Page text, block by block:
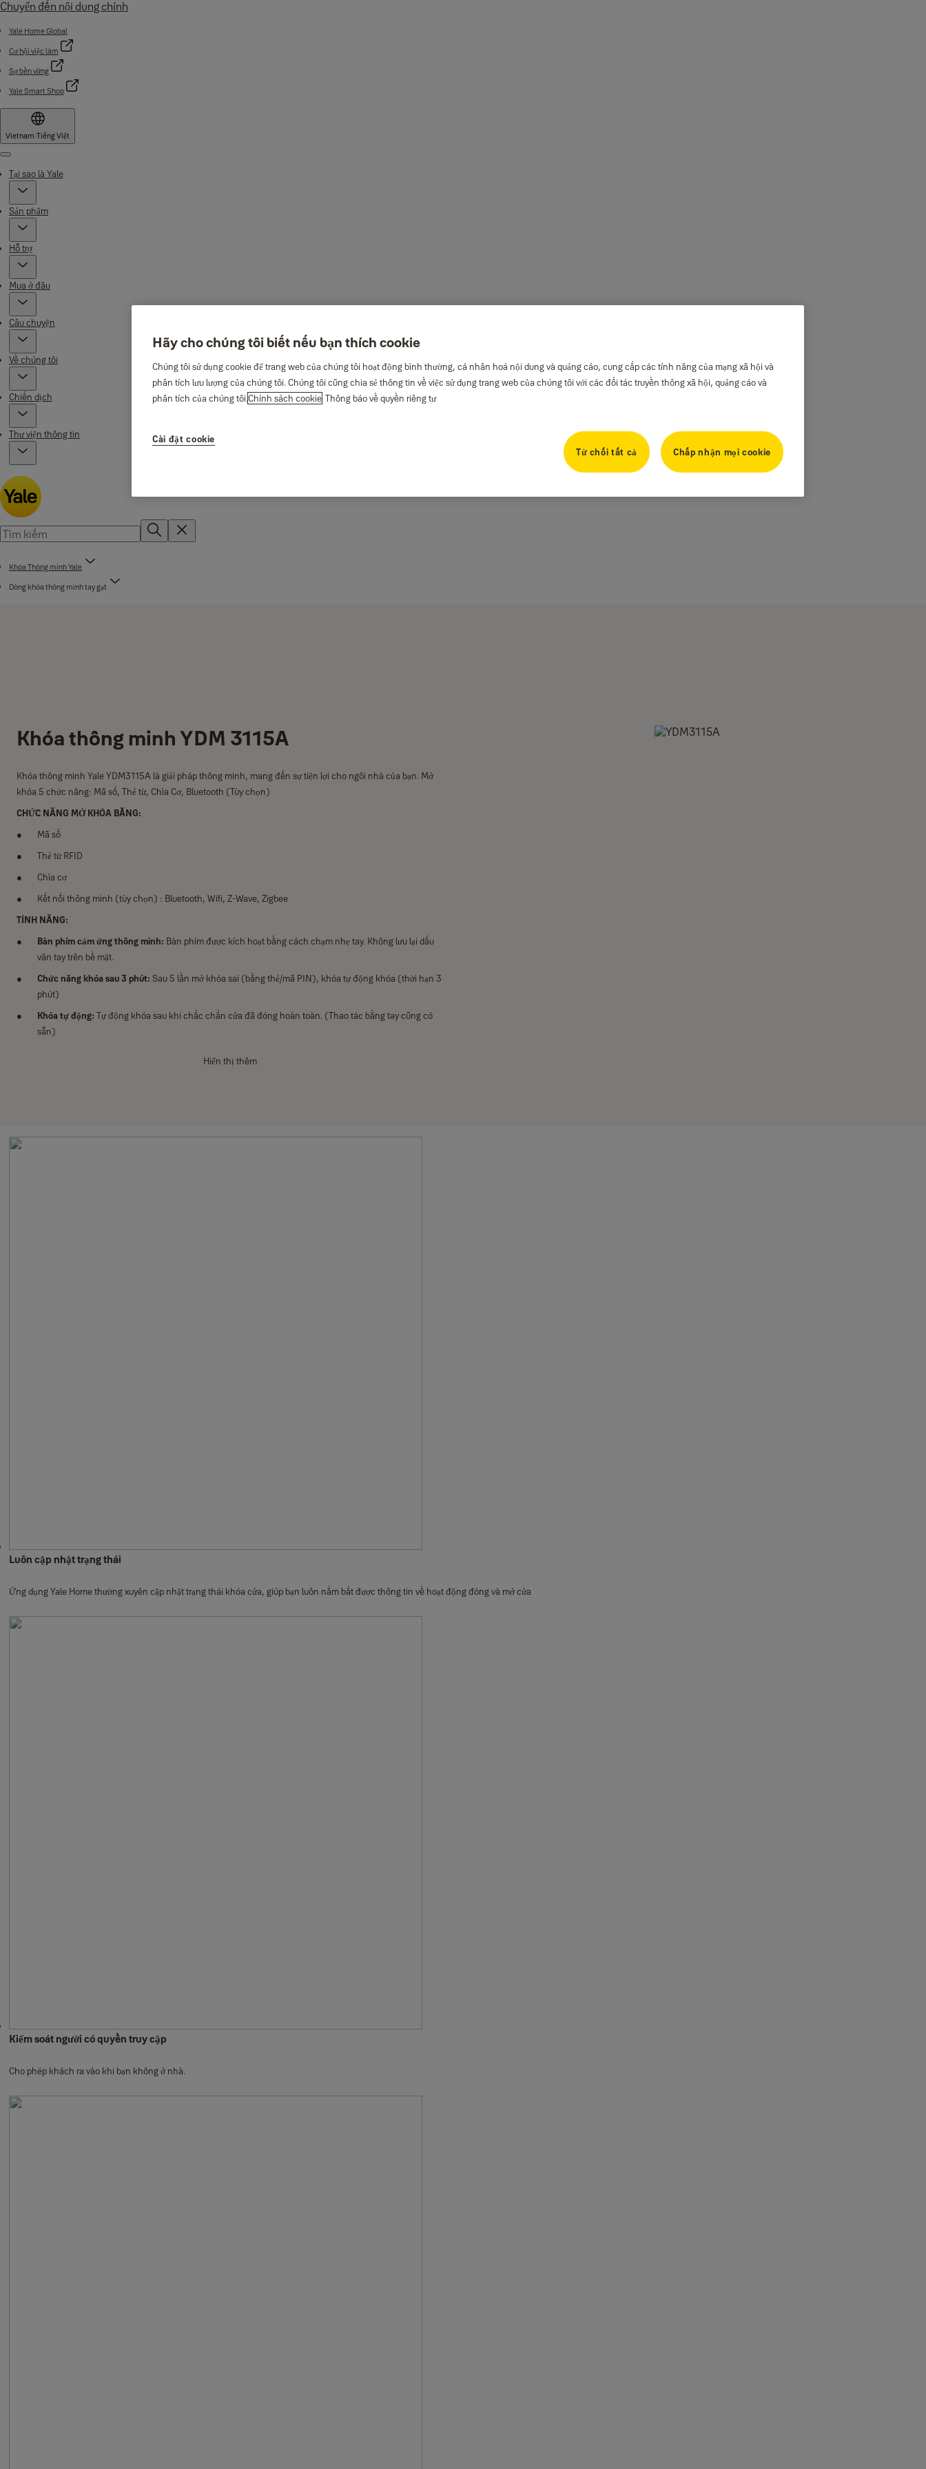
Chuyển đến nội dung chính
Yale Home Global
Cơ hội việc làm
Sự bền vững
Yale Smart Shop
Vietnam·Tiếng Việt
Menu
Tại sao là Yale
Sản phẩm
Hỗ trợ
Mua ở đâu
Câu chuyện
Về chúng tôi
Chiến dịch
Thư viện thông tin
Khóa Thông minh Yale
Dòng khóa thông minh tay gạt
Khóa thông minh YDM 3115A
Khóa thông minh Yale YDM3115A là giải pháp thông minh, mang đến sự tiện lợi cho ngôi nhà của bạn. Mở
khóa 5 chức năng: Mã số, Thẻ từ, Chìa Cơ, Bluetooth (Tùy chọn)
CHỨC NĂNG MỞ KHÓA BẰNG:
Mã số
Thẻ từ RFID
Chìa cơ
Kết nối thông minh (tùy chọn) : Bluetooth, Wifi, Z-Wave, Zigbee
TÍNH NĂNG:
Bàn phím cảm ứng thông minh: Bàn phím được kích hoạt bằng cách chạm nhẹ tay. Không lưu lại dấu
vân tay trên bề mặt.
Chức năng khóa sau 3 phút: Sau 5 lần mở khóa sai (bằng thẻ/mã PIN), khóa tự động khóa (thời hạn 3
phút)
Khóa tự động: Tự động khóa sau khi chắc chắn cửa đã đóng hoàn toàn. (Thao tác bằng tay cũng có
sẵn)
Hiển thị thêm
Luôn cập nhật trạng thái
Ứng dụng Yale Home thường xuyên cập nhật trạng thái khóa cửa, giúp bạn luôn nắm bắt được thông tin về hoạt động đóng và mở cửa
Kiểm soát người có quyền truy cập
Cho phép khách ra vào khi bạn không ở nhà.
Hãy cho chúng tôi biết nếu bạn thích cookie
Chúng tôi sử dụng cookie để trang web của chúng tôi hoạt động bình thường, cá nhân hoá nội dung và quảng cáo, cung cấp các tính năng của mạng xã hội và
phân tích lưu lượng của chúng tôi. Chúng tôi cũng chia sẻ thông tin về việc sử dụng trang web của chúng tôi với các đối tác truyền thông xã hội, quảng cáo và
phân tích của chúng tôi.Chính sách cookie Thông báo về quyền riêng tư
Cài đặt cookie
Từ chối tất cả
Chấp nhận mọi cookie